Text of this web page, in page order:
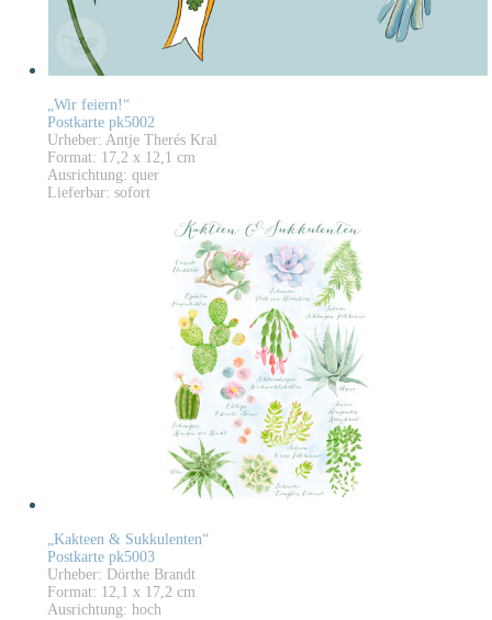
„Wir feiern!“
Postkarte pk5002
Urheber: Antje Therés Kral
Format: 17,2 x 12,1 cm
Ausrichtung: quer
Lieferbar: sofort
„Kakteen & Sukkulenten“
Postkarte pk5003
Urheber: Dörthe Brandt
Format: 12,1 x 17,2 cm
Ausrichtung: hoch